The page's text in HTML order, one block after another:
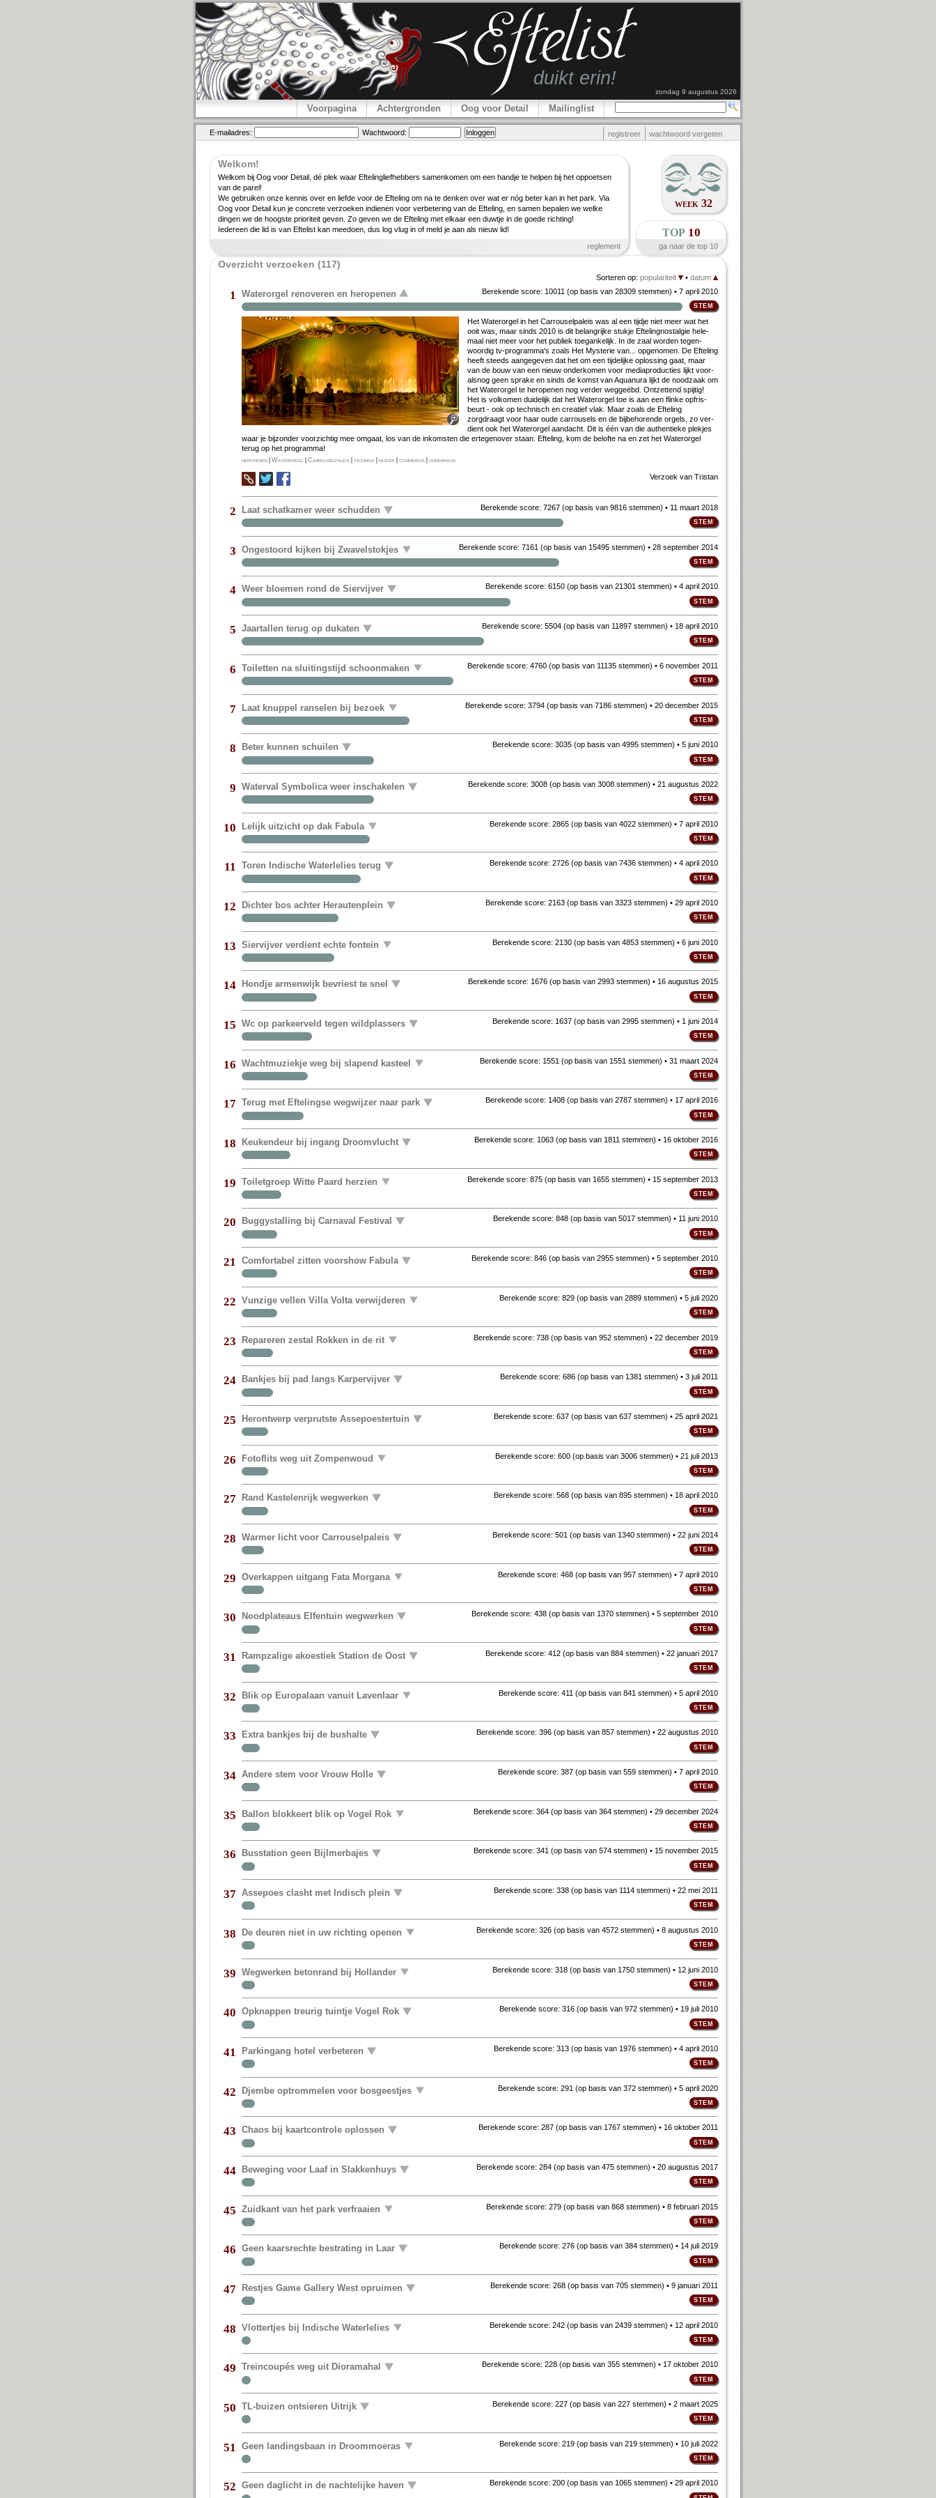
zondag 9 augustus 2026
Voorpagina Achtergronden Oog voor Detail Mailinglist
E-mailadres: Wachtwoord: registreer wachtwoord vergeten
Welkom!
Welkom bij Oog voor Detail, dé plek waar Efteling­lief­hebbers samenkomen om een handje te helpen bij het oppoetsen
van de parel!
We gebruiken onze kennis over en liefde voor de Efteling om na te denken over wat er nóg beter kan in het park. Via
Oog voor Detail kun je concrete verzoeken indienen voor verbe­tering van de Efteling, en samen bepalen we welke
dingen we de hoogste priori­teit geven. Zo geven we de Efteling met elkaar een duwtje in de goede richting!
Iedereen die lid is van Eftelist kan meedoen, dus log vlug in of meld je aan als nieuw lid!
reglement
week 32
top 10
ga naar de top 10
Overzicht verzoeken (117)
Sorteren op: populariteit • datum
1 Waterorgel renoveren en heropenen Berekende score: 10011 (op basis van 28309 stemmen) • 7 april 2010
Het Wa­ter­or­gel in het Car­rou­sel­pa­leis was al een tijd­je niet meer wat het
ooit was, maar sinds 2010 is dit be­lang­rij­ke stuk­je Ef­te­ling­nostal­gie he­le­
maal niet meer voor het pu­bliek toe­gan­ke­lijk. In de zaal wor­den te­gen­
woor­dig tv-pro­gram­ma's zo­als Het Mysterie van... op­ge­no­men. De Ef­te­ling
heeft steeds aan­ge­ge­ven dat het om een tij­de­lij­ke op­los­sing gaat, maar
van de bouw van een nieuw on­der­ko­men voor me­dia­pro­duc­ties lijkt voor­
als­nog geen spra­ke en sinds de komst van Aquan­ura lijkt de nood­zaak om
het Wa­ter­or­gel te her­o­pe­nen nog ver­der weg­geëbd. Ont­zet­tend spij­tig!
Het is vol­ko­men dui­de­lijk dat het Wa­ter­or­gel toe is aan een flin­ke op­fris­
beurt - ook op tech­nisch en cre­a­tief vlak. Maar zo­als de Ef­te­ling
zorgdraagt voor haar ou­de car­rou­sels en de bij­be­ho­ren­de or­gels, zo ver­
dient ook het Wa­ter­or­gel aan­dacht. Dit is één van die au­then­tie­ke plek­jes
waar je bij­zon­der voor­zich­tig mee om­gaat, los van de in­kom­sten die er­te­gen­over staan. Ef­te­ling, kom de be­lof­te na en zet het Water­orgel
terug op het pro­gram­ma!
heropenen |Waterorgel |Carrouselpaleis |techniek |muziek |commercie |onderhoud
Verzoek van Tristan
2 Laat schatkamer weer schudden Berekende score: 7267(op basis van 9816 stemmen) • 11 maart 2018
3 Ongestoord kijken bij Zwavelstokjes Berekende score: 7161 (op basis van 15495 stemmen) • 28 september 2014
4 Weer bloemen rond de Siervijver Berekende score: 6150(op basis van 21301 stemmen) • 4 april 2010
5 Jaartallen terug op dukaten Berekende score: 5504(op basis van 11897 stemmen) • 18 april 2010
6 Toiletten na sluitingstijd schoonmaken Berekende score: 4760(op basis van 11135 stemmen) • 6 november 2011
7 Laat knuppel ranselen bij bezoek Berekende score: 3794(op basis van 7186 stemmen) • 20 december 2015
8 Beter kunnen schuilen Berekende score: 3035(op basis van 4995 stemmen) • 5 juni 2010
9 Waterval Symbolica weer inschakelen Berekende score: 3008(op basis van 3008 stemmen) • 21 augustus 2022
10 Lelijk uitzicht op dak Fabula Berekende score: 2865(op basis van 4022 stemmen) • 7 april 2010
11 Toren Indische Waterlelies terug Berekende score: 2726(op basis van 7436 stemmen) • 4 april 2010
12 Dichter bos achter Herautenplein Berekende score: 2163(op basis van 3323 stemmen) • 29 april 2010
13 Siervijver verdient echte fontein Berekende score: 2130(op basis van 4853 stemmen) • 6 juni 2010
14 Hondje armenwijk bevriest te snel Berekende score: 1676(op basis van 2993 stemmen) • 16 augustus 2015
15 Wc op parkeerveld tegen wildplassers Berekende score: 1637(op basis van 2995 stemmen) • 1 juni 2014
16 Wachtmuziekje weg bij slapend kasteel Berekende score: 1551 (op basis van 1551 stemmen) • 31 maart 2024
17 Terug met Eftelingse wegwijzer naar park Berekende score: 1408(op basis van 2787 stemmen) • 17 april 2016
18 Keukendeur bij ingang Droomvlucht Berekende score: 1063(op basis van 1811 stemmen) • 16 oktober 2016
19 Toiletgroep Witte Paard herzien Berekende score: 875(op basis van 1655 stemmen) • 15 september 2013
20 Buggystalling bij Carnaval Festival Berekende score: 848(op basis van 5017 stemmen) • 11 juni 2010
21 Comfortabel zitten voorshow Fabula Berekende score: 846(op basis van 2955 stemmen) • 5 september 2010
22 Vunzige vellen Villa Volta verwijderen Berekende score: 829(op basis van 2889 stemmen) • 5 juli 2020
23 Repareren zestal Rokken in de rit Berekende score: 738(op basis van 952 stemmen) • 22 december 2019
24 Bankjes bij pad langs Karpervijver Berekende score: 686(op basis van 1381 stemmen) • 3 juli 2011
25 Herontwerp verprutste Assepoestertuin Berekende score: 637(op basis van 637 stemmen) • 25 april 2021
26 Fotoflits weg uit Zompenwoud Berekende score: 600(op basis van 3006 stemmen) • 21 juli 2013
27 Rand Kastelenrijk wegwerken Berekende score: 568(op basis van 895 stemmen) • 18 april 2010
28 Warmer licht voor Carrouselpaleis Berekende score: 501 (op basis van 1340 stemmen) • 22 juni 2014
29 Overkappen uitgang Fata Morgana Berekende score: 468(op basis van 957 stemmen) • 7 april 2010
30 Noodplateaus Elfentuin wegwerken Berekende score: 438(op basis van 1370 stemmen) • 5 september 2010
31 Rampzalige akoestiek Station de Oost Berekende score: 412(op basis van 884 stemmen) • 22 januari 2017
32 Blik op Europalaan vanuit Lavenlaar Berekende score: 411 (op basis van 841 stemmen) • 5 april 2010
33 Extra bankjes bij de bushalte Berekende score: 396(op basis van 857 stemmen) • 22 augustus 2010
34 Andere stem voor Vrouw Holle Berekende score: 387(op basis van 559 stemmen) • 7 april 2010
35 Ballon blokkeert blik op Vogel Rok Berekende score: 364(op basis van 364 stemmen) • 29 december 2024
36 Busstation geen Bijlmerbajes Berekende score: 341(op basis van 574 stemmen) • 15 november 2015
37 Assepoes clasht met Indisch plein Berekende score: 338(op basis van 1114 stemmen) • 22 mei 2011
38 De deuren niet in uw richting openen Berekende score: 326(op basis van 4572 stemmen) • 8 augustus 2010
39 Wegwerken betonrand bij Hollander Berekende score: 318(op basis van 1750 stemmen) • 12 juni 2010
40 Opknappen treurig tuintje Vogel Rok Berekende score: 316(op basis van 972 stemmen) • 19 juli 2010
41 Parkingang hotel verbeteren Berekende score: 313(op basis van 1976 stemmen) • 4 april 2010
42 Djembe optrommelen voor bosgeestjes Berekende score: 291 (op basis van 372 stemmen) • 5 april 2020
43 Chaos bij kaartcontrole oplossen Berekende score: 287(op basis van 1767 stemmen) • 16 oktober 2011
44 Beweging voor Laaf in Slakkenhuys Berekende score: 284(op basis van 475 stemmen) • 20 augustus 2017
45 Zuidkant van het park verfraaien Berekende score: 279(op basis van 868 stemmen) • 8 februari 2015
46 Geen kaarsrechte bestrating in Laar Berekende score: 276(op basis van 384 stemmen) • 14 juli 2019
47 Restjes Game Gallery West opruimen Berekende score: 268(op basis van 705 stemmen) • 9 januari 2011
48 Vlottertjes bij Indische Waterlelies Berekende score: 242(op basis van 2439 stemmen) • 12 april 2010
49 Treincoupés weg uit Dioramahal Berekende score: 228(op basis van 355 stemmen) • 17 oktober 2010
50 TL-buizen ontsieren Uitrijk Berekende score: 227(op basis van 227 stemmen) • 2 maart 2025
51 Geen landingsbaan in Droommoeras Berekende score: 219(op basis van 219 stemmen) • 10 juli 2022
52 Geen daglicht in de nachtelijke haven Berekende score: 200(op basis van 1065 stemmen) • 29 april 2010